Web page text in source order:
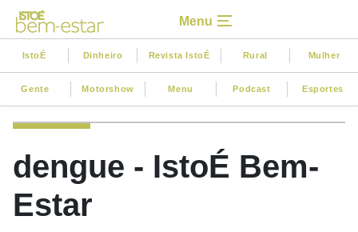
Menu
IstoÉ Dinheiro Revista IstoÉ Rural Mulher
Gente Motorshow Menu Podcast Esportes
dengue - IstoÉ Bem-
Estar